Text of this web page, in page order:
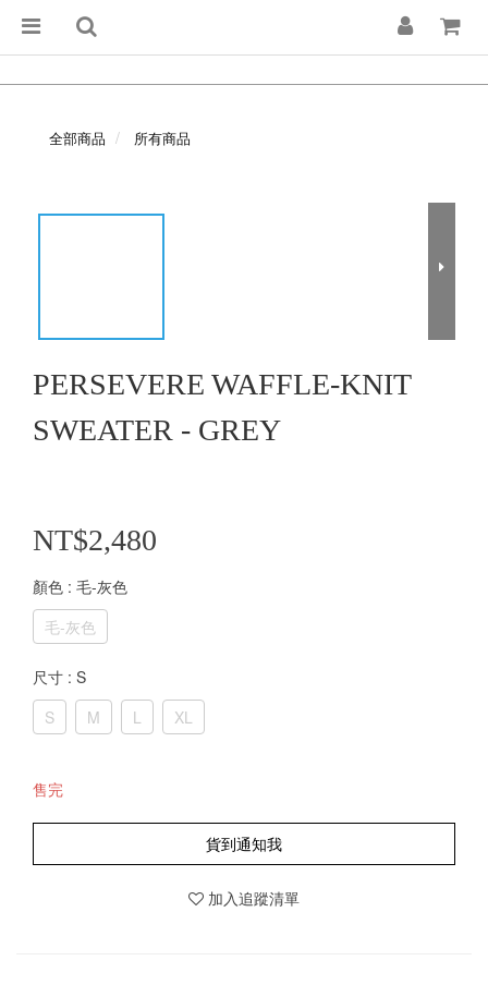
全部商品 所有商品
PERSEVERE WAFFLE-KNIT
SWEATER - GREY
NT$2,480
顏色 : 毛-灰色
毛-灰色
尺寸 : S
S
M L XL
售完
貨到通知我
加入追蹤清單